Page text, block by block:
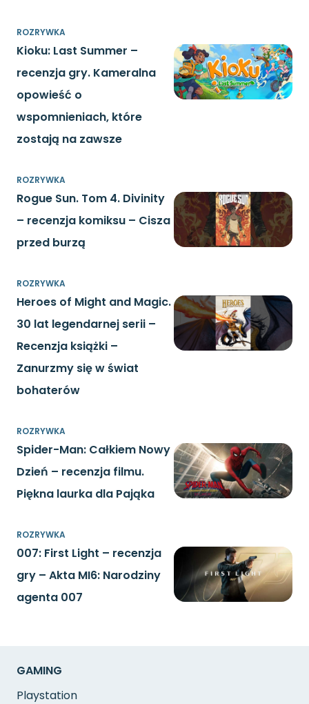
ROZRYWKA
Kioku: Last Summer –
recenzja gry. Kameralna
opowieść o
wspomnieniach, które
zostają na zawsze
ROZRYWKA
Rogue Sun. Tom 4. Divinity
– recenzja komiksu – Cisza
przed burzą
ROZRYWKA
Heroes of Might and Magic.
30 lat legendarnej serii –
Recenzja książki –
Zanurzmy się w świat
bohaterów
ROZRYWKA
Spider-Man: Całkiem Nowy
Dzień – recenzja filmu.
Piękna laurka dla Pająka
ROZRYWKA
007: First Light – recenzja
gry – Akta MI6: Narodziny
agenta 007
GAMING
Playstation